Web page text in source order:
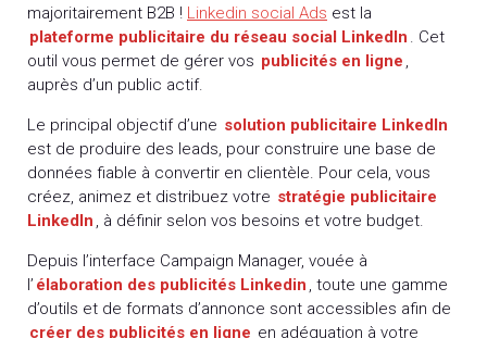
majoritairement B2B ! Linkedin social Ads est la
plateforme publicitaire du réseau social LinkedIn . Cet
outil vous permet de gérer vos publicités en ligne ,
auprès d’un public actif.
Le principal objectif d’une solution publicitaire LinkedIn
est de produire des leads, pour construire une base de
données fiable à convertir en clientèle. Pour cela, vous
créez, animez et distribuez votre stratégie publicitaire
LinkedIn , à définir selon vos besoins et votre budget.
Depuis l’interface Campaign Manager, vouée à
l’ élaboration des publicités Linkedin , toute une gamme
d’outils et de formats d’annonce sont accessibles afin de
créer des publicités en ligne en adéquation à votre